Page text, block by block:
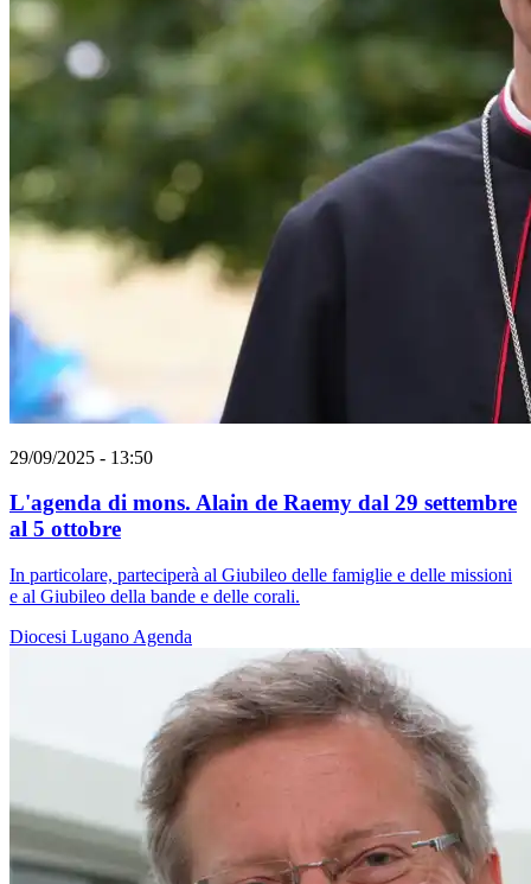
29/09/2025 - 13:50
L'agenda di mons. Alain de Raemy dal 29 settembre
al 5 ottobre
In particolare, parteciperà al Giubileo delle famiglie e delle missioni
e al Giubileo della bande e delle corali.
Diocesi Lugano Agenda